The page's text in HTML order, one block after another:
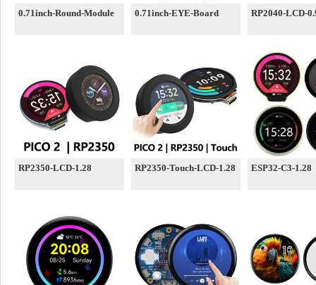
0.71inch-Round-Module 0.71inch-EYE-Board RP2040-LCD-
RP2350-LCD-1.28 RP2350-Touch-LCD-1.28 ESP32-C3-1.28